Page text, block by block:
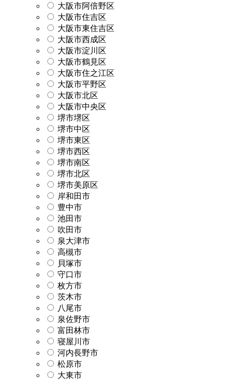
大阪市阿倍野区
大阪市住吉区
大阪市東住吉区
大阪市西成区
大阪市淀川区
大阪市鶴見区
大阪市住之江区
大阪市平野区
大阪市北区
大阪市中央区
堺市堺区
堺市中区
堺市東区
堺市西区
堺市南区
堺市北区
堺市美原区
岸和田市
豊中市
池田市
吹田市
泉大津市
高槻市
貝塚市
守口市
枚方市
茨木市
八尾市
泉佐野市
富田林市
寝屋川市
河内長野市
松原市
大東市